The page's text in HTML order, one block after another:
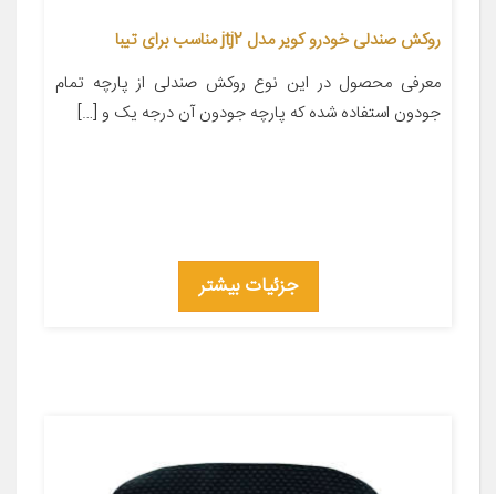
روکش صندلی خودرو کویر مدل jtj2 مناسب برای تیبا
معرفی محصول در این نوع روکش صندلی از پارچه تمام
جودون استفاده شده که پارچه جودون آن درجه یک و […]
جزئیات بیشتر